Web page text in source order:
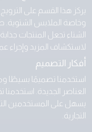
يركز هذا القسم على
وخاصة الملابس الشتوية.
الشتاء تجعل المنتجات
لاستكشاف المزيد وإجراء
أفكار التصميم
استخدمنا تصميمًا بسيطًا
العناصر الجديدة.
يسهل على المستخدمين
التجارية.